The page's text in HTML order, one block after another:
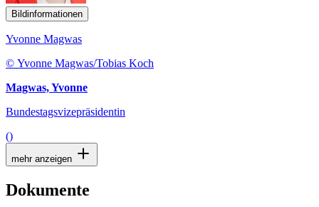
Bildinformationen
Yvonne Magwas
© Yvonne Magwas/Tobias Koch
Magwas, Yvonne
Bundestagsvizepräsidentin
()
mehr anzeigen
Dokumente